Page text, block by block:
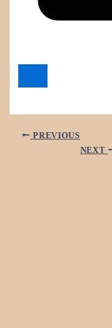
PREVIOUS
NEXT